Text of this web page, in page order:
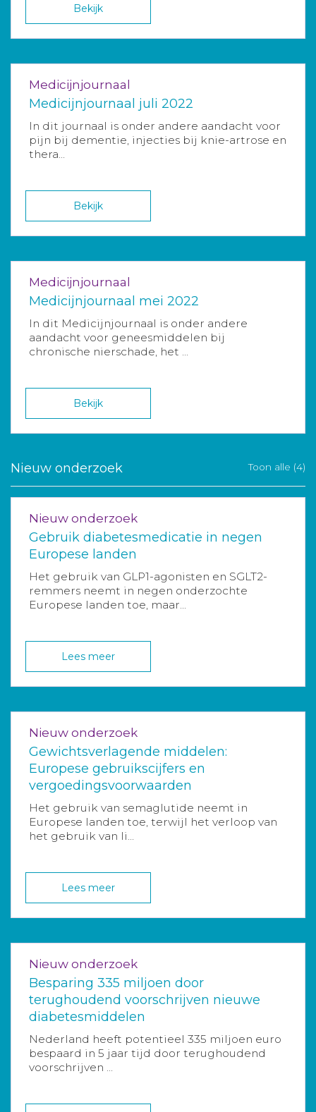
Bekijk
Medicijnjournaal
Medicijnjournaal juli 2022
In dit journaal is onder andere aandacht voor
pijn bij dementie, injecties bij knie-artrose en
thera...
Bekijk
Medicijnjournaal
Medicijnjournaal mei 2022
In dit Medicijnjournaal is onder andere
aandacht voor geneesmiddelen bij
chronische nierschade, het ...
Bekijk
Nieuw onderzoek Toon alle (4)
Nieuw onderzoek
Gebruik diabetesmedicatie in negen
Europese landen
Het gebruik van GLP1-agonisten en SGLT2-
remmers neemt in negen onderzochte
Europese landen toe, maar...
Lees meer
Nieuw onderzoek
Gewichtsverlagende middelen:
Europese gebruikscijfers en
vergoedingsvoorwaarden
Het gebruik van semaglutide neemt in
Europese landen toe, terwijl het verloop van
het gebruik van li...
Lees meer
Nieuw onderzoek
Besparing 335 miljoen door
terughoudend voorschrijven nieuwe
diabetesmiddelen
Nederland heeft potentieel 335 miljoen euro
bespaard in 5 jaar tijd door terughoudend
voorschrijven ...